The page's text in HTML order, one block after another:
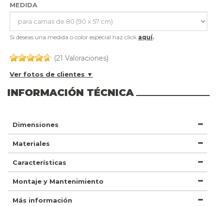
MEDIDA
Si deseas una medida o color especial haz click aquí.
(21 Valoraciones)
Ver fotos de clientes ▼
INFORMACIÓN TÉCNICA
Dimensiones
Materiales
Características
Montaje y Mantenimiento
Más información